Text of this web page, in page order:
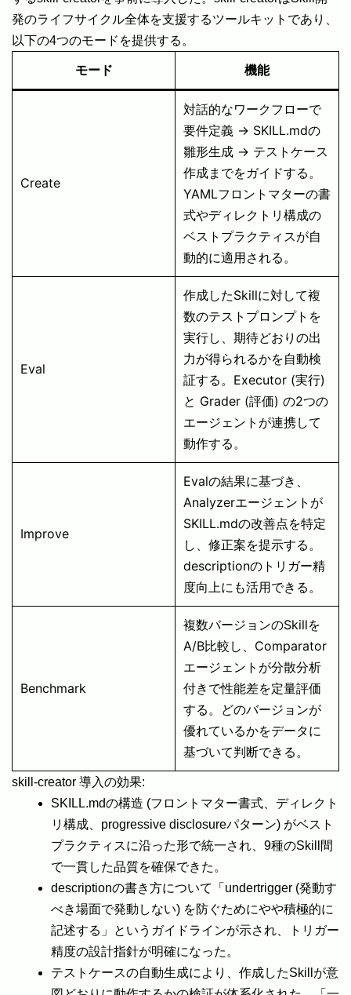
発のライフサイクル全体を支援するツールキットであり、
以下の4つのモードを提供する。
モード 機能
Create
対話的なワークフローで
要件定義 → SKILL.mdの
雛形生成 → テストケース
作成までをガイドする。
YAMLフロントマターの書
式やディレクトリ構成の
ベストプラクティスが自
動的に適用される。
Eval
作成したSkillに対して複
数のテストプロンプトを
実行し、期待どおりの出
力が得られるかを自動検
証する。Executor (実行)
と Grader (評価) の2つの
エージェントが連携して
動作する。
Improve
Evalの結果に基づき、
Analyzerエージェントが
SKILL.mdの改善点を特定
し、修正案を提示する。
descriptionのトリガー精
度向上にも活用できる。
Benchmark
複数バージョンのSkillを
A/B比較し、Comparator
エージェントが分散分析
付きで性能差を定量評価
する。どのバージョンが
優れているかをデータに
基づいて判断できる。
skill-creator 導入の効果:
SKILL.mdの構造 (フロントマター書式、ディレクト
リ構成、progressive disclosureパターン) がベスト
プラクティスに沿った形で統一され、9種のSkill間
で一貫した品質を確保できた。
descriptionの書き方について「undertrigger (発動す
べき場面で発動しない) を防ぐためにやや積極的に
記述する」というガイドラインが示され、トリガー
精度の設計指針が明確になった。
テストケースの自動生成により、作成したSkillが意